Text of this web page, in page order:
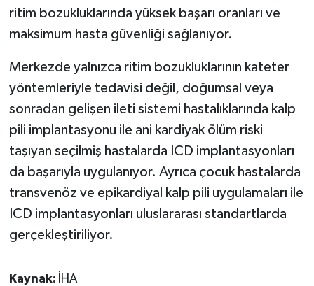
ritim bozukluklarında yüksek başarı oranları ve
maksimum hasta güvenliği sağlanıyor.
Merkezde yalnızca ritim bozukluklarının kateter
yöntemleriyle tedavisi değil, doğumsal veya
sonradan gelişen ileti sistemi hastalıklarında kalp
pili implantasyonu ile ani kardiyak ölüm riski
taşıyan seçilmiş hastalarda ICD implantasyonları
da başarıyla uygulanıyor. Ayrıca çocuk hastalarda
transvenöz ve epikardiyal kalp pili uygulamaları ile
ICD implantasyonları uluslararası standartlarda
gerçekleştiriliyor.
Kaynak: İHA